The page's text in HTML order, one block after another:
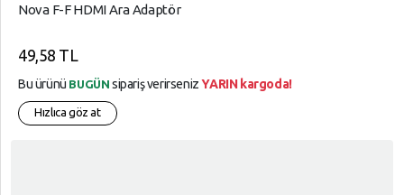
Nova F-F HDMI Ara Adaptör
49,58 TL
Bu ürünü BUGÜN sipariş verirsenizYARIN kargoda!
Hızlıca göz at